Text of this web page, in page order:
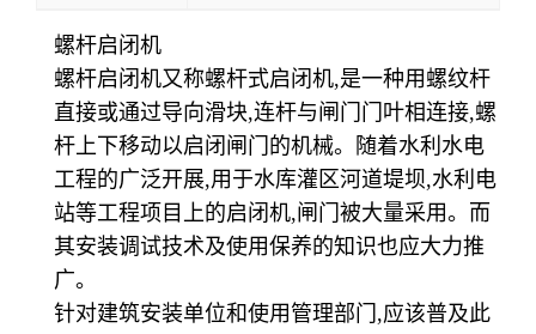
螺杆启闭机
螺杆启闭机又称螺杆式启闭机,是一种用螺纹杆
直接或通过导向滑块,连杆与闸门门叶相连接,螺
杆上下移动以启闭闸门的机械。随着水利水电
工程的广泛开展,用于水库灌区河道堤坝,水利电
站等工程项目上的启闭机,闸门被大量采用。而
其安装调试技术及使用保养的知识也应大力推
广。
针对建筑安装单位和使用管理部门,应该普及此